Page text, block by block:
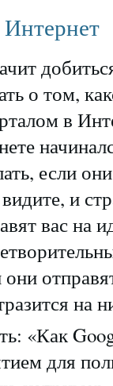
о том,
в
если
и
вас на
на
«Как
для